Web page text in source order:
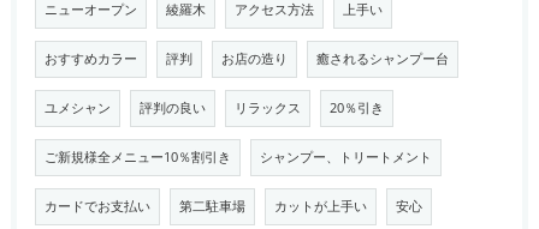
ニューオープン 綾羅木 アクセス方法 上手い
おすすめカラー 評判 お店の造り 癒されるシャンプー台
ユメシャン 評判の良い リラックス 20％引き
ご新規様全メニュー10％割引き シャンプー、トリートメント
カードでお支払い 第二駐車場 カットが上手い 安心